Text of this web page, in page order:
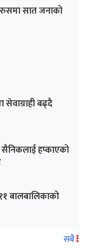
रुसमा सात जनाको
सेवाग्राही बढ्दै
सैनिकलाई हप्काएको
बालबालिकाको
सबै